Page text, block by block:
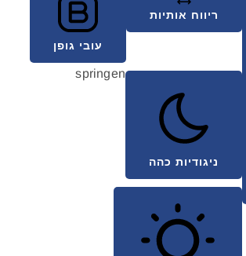
ריווח אותיות
עובי גופן
ניגודיות כהה
springen